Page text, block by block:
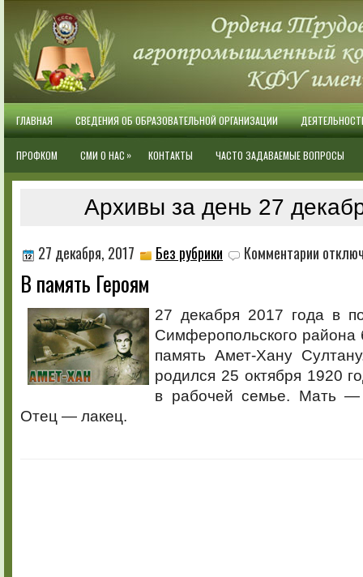
ГЛАВНАЯ СВЕДЕНИЯ ОБ ОБРАЗОВАТЕЛЬНОЙ ОРГАНИЗАЦИИ
ПРОФКОМ СМИ О НАС » КОНТАКТЫ ЧАСТО ЗАДАВАЕМЫЕ ВОПРОСЫ
Архивы за день 27
27 декабря, 2017 Без рубрики Комментарии записи
В память Героям
27 декабря 2017 года в
Симферопольского района
память Амет-Хану
родился 25 октября 1920
в рабочей семье. Мать —
Отец — лакец.